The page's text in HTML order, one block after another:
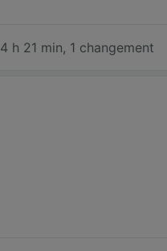
4 h 21 min, 1 changement